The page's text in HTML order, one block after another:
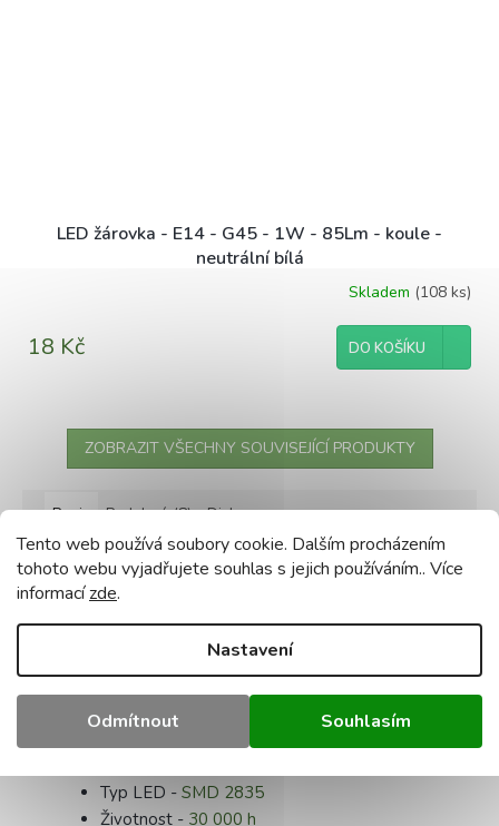
Tento web používá soubory cookie. Dalším procházením
tohoto webu vyjadřujete souhlas s jejich používáním.. Více
informacízde.
Nastavení
Odmítnout Souhlasím
LED žárovka - E14 - G45 - 1W - 85Lm - koule -
neutrální bílá
Skladem (108 ks)
18 Kč DO KOŠÍKU
ZOBRAZIT VŠECHNY SOUVISEJÍCÍ PRODUKTY
Popis Podobné (8) Diskuze
Detailní popis produktu
neutrální bílá
Příkon -
1W
Typ LED - SMD 2835
Životnost - 30 000 h